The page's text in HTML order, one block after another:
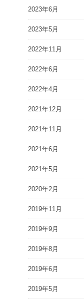
2023年6月
2023年5月
2022年11月
2022年6月
2022年4月
2021年12月
2021年11月
2021年6月
2021年5月
2020年2月
2019年11月
2019年9月
2019年8月
2019年6月
2019年5月